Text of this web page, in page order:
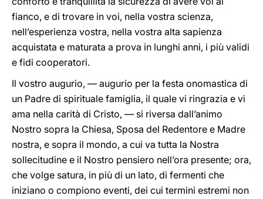
fianco, e di trovare in voi, nella vostra scienza,
nell’esperienza vostra, nella vostra alta sapienza
acquistata e maturata a prova in lunghi anni, i più validi
e fidi cooperatori.
Il vostro augurio, — augurio per la festa onomastica di
un Padre di spirituale famiglia, il quale vi ringrazia e vi
ama nella carità di Cristo, — si riversa dall’animo
Nostro sopra la Chiesa, Sposa del Redentore e Madre
nostra, e sopra il mondo, a cui va tutta la Nostra
sollecitudine e il Nostro pensiero nell’ora presente; ora,
che volge satura, in più di un lato, di fermenti che
iniziano o compiono eventi, dei cui termini estremi non